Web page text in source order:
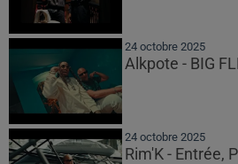
24 octobre 2025
Alkpote - BIG
24 octobre 2025
Rim'K - Entrée,